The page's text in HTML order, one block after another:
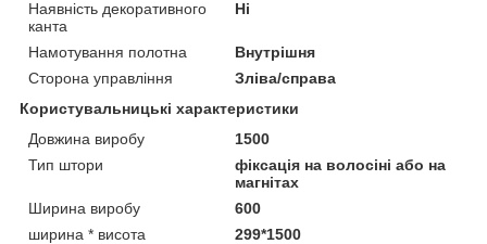
Наявність декоративного
канта
Ні
Намотування полотна
Внутрішня
Сторона управління
Зліва/справа
Користувальницькі характеристики
Довжина виробу
1500
Тип штори
фіксація на волосіні або на
магнітах
Ширина виробу
600
ширина * висота
299*1500